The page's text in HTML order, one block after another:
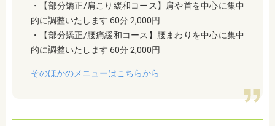
・【部分矯正/肩こり緩和コース】肩や首を中心に集中
的に調整いたします 60分 2,000円
・【部分矯正/腰痛緩和コース】腰まわりを中心に集中
的に調整いたします 60分 2,000円
そのほかのメニューはこちらから